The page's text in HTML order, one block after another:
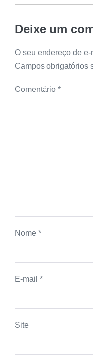
Deixe um
O seu endereço de
Campos obrigatórios
Comentário *
Nome *
E-mail *
Site